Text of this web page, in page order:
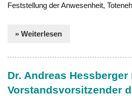
Feststellung der Anwesenheit,
» Weiterlesen
Dr. Andreas Hessberger
Vorstandsvorsitzender